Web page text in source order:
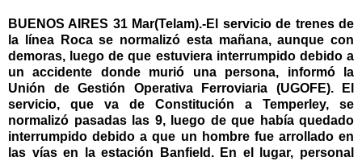
BUENOS AIRES 31 Mar(Telam).-El servicio de trenes de
la línea Roca se normalizó esta mañana, aunque con
demoras, luego de que estuviera interrumpido debido a
un accidente donde murió una persona, informó la
Unión de Gestión Operativa Ferroviaria (UGOFE). El
servicio, que va de Constitución a Temperley, se
normalizó pasadas las 9, luego de que había quedado
interrumpido debido a que un hombre fue arrollado en
las vías en la estación Banfield. En el lugar, personal